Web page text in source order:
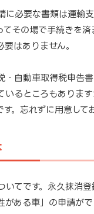
に必要な書類は運輸
その場で手続きを済
はありません。
・自動車取得税申告
いるところもありま
す。忘れずに用意して
いてです。永久抹消
がある車」の申請がで